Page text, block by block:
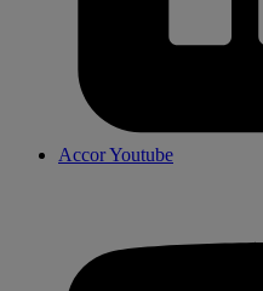
Accor Youtube